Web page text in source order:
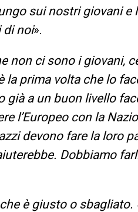
sui nostri giovani e
di noi».
non ci sono i giovani,
la prima volta che lo
già a un buon livello
l’Europeo con la
devono fare la loro
Dobbiamo
è giusto o sbagliato.